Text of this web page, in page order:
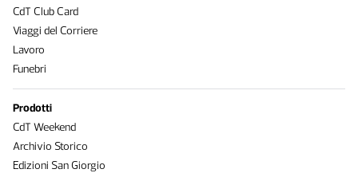
CdT Club Card
Viaggi del Corriere
Lavoro
Funebri
Prodotti
CdT Weekend
Archivio Storico
Edizioni San Giorgio